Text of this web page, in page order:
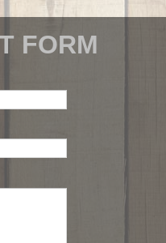
FORM